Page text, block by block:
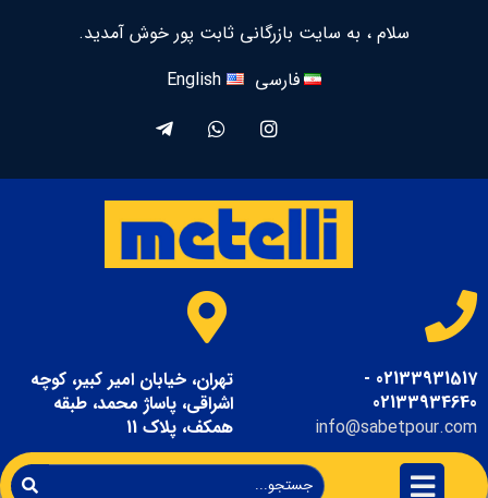
سلام ، به سایت بازرگانی ثابت پور خوش آمدید.
فارسی
English
02133931517 -
02133934640
info@sabetpour.com
تهران، خیابان امیر کبیر، کوچه
اشراقی، پاساژ محمد، طبقه
همکف، پلاک 11